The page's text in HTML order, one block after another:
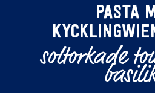
PASTA
soltorkade